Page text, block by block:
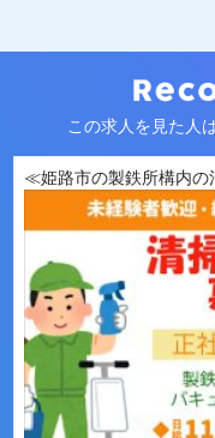
この求人を見た人
≪姫路市の製鉄所構内の